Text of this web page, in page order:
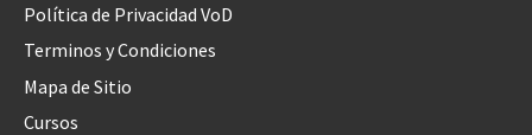
Política de Privacidad VoD
Terminos y Condiciones
Mapa de Sitio
Cursos